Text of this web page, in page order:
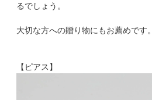
るでしょう。
大切な方への贈り物にもお薦めです。
【ピアス】